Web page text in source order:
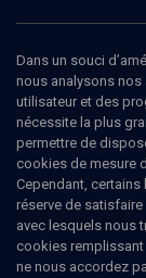
professeur à
Alexandre Gefen
Bordeaux III et
Ajouter Partager
Dans un souci
nous analysons nos
utilisateur et des
nécessite la plus
permettre de
cookies de mesure
Cependant,
réserve de
avec lesquels nous
cookies
ne nous accordez